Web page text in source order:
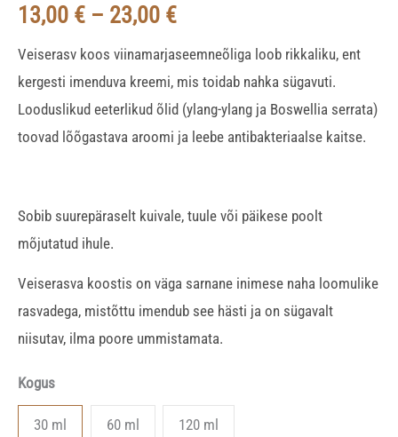
13,00 € – 23,00 €
Veiserasv koos viinamarjaseemneõliga loob rikkaliku, ent
kergesti imenduva kreemi, mis toidab nahka sügavuti.
Looduslikud eeterlikud õlid (ylang-ylang ja Boswellia serrata)
toovad lõõgastava aroomi ja leebe antibakteriaalse kaitse.
Sobib suurepäraselt kuivale, tuule või päikese poolt
mõjutatud ihule.
Veiserasva koostis on väga sarnane inimese naha loomulike
rasvadega, mistõttu imendub see hästi ja on sügavalt
niisutav, ilma poore ummistamata.
Kogus
30 ml 60 ml 120 ml